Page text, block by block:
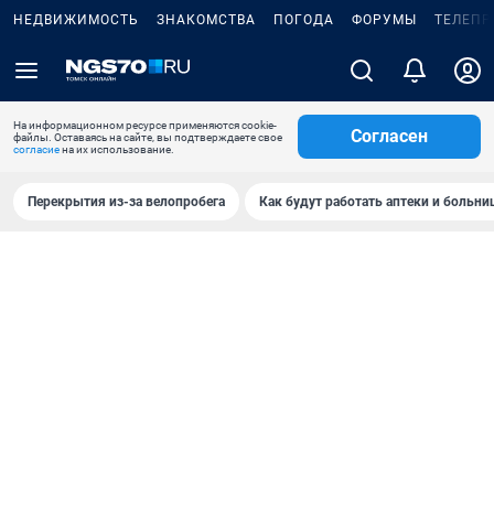
НЕДВИЖИМОСТЬ ЗНАКОМСТВА ПОГОДА ФОРУМЫ
На информационном ресурсе применяются cookie-
файлы. Оставаясь на сайте, вы подтверждаете свое
согласиена их использование.
Согласен
Перекрытия из-за велопробега Как будут работать аптеки и